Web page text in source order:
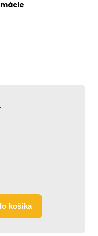
košíka